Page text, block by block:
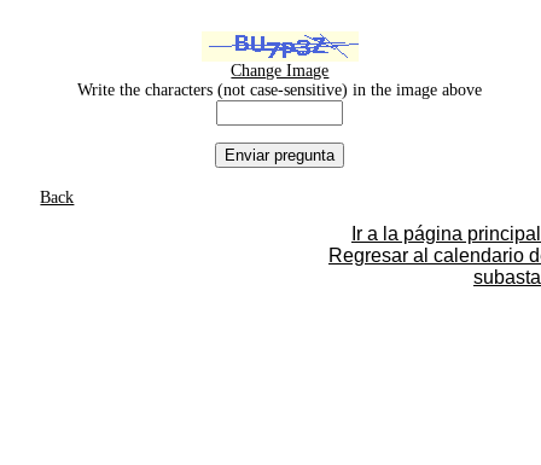
Change Image
Write the characters (not case-sensitive) in the image above
Back
Ir a la página principal
Regresar al calendario